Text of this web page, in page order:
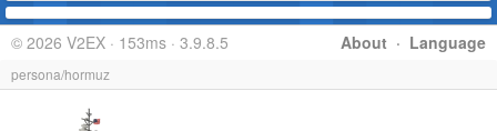
About · Language
© 2026 V2EX · 153ms · 3.9.8.5
persona/hormuz